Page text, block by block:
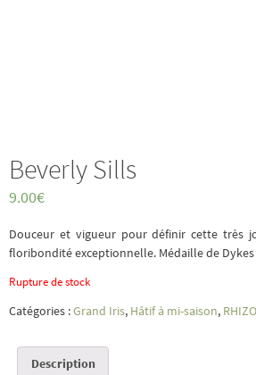
Beverly Sills
9.00€
Douceur et vigueur pour définir cette très
floribondité exceptionnelle. Médaille de Dykes
Rupture de stock
Catégories :Grand Iris, Hâtif à mi-saison,
Description